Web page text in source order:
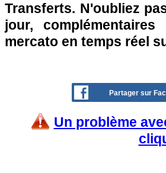
Transferts. N'oubliez
jour,
mercato en temps réel
Partager sur
Un problème